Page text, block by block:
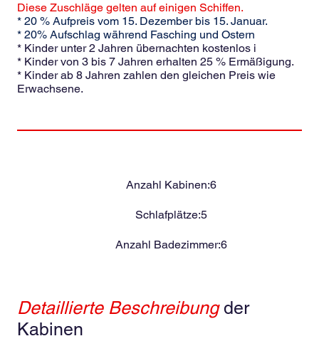
Diese Zuschläge gelten auf einigen Schiffen.
* 20 % Aufpreis vom 15. Dezember bis 15. Januar.
* 20% Aufschlag während Fasching und Ostern
* Kinder unter 2 Jahren übernachten kostenlos i
* Kinder von 3 bis 7 Jahren erhalten 25 % Ermäßigung.
* Kinder ab 8 Jahren zahlen den gleichen Preis wie
Erwachsene.
Anzahl Kabinen:6
Schlafplätze:5
Anzahl Badezimmer:6
Detaillierte Beschreibungder
Kabinen